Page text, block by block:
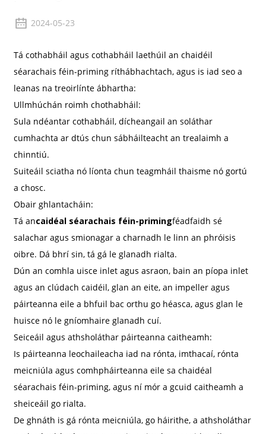
2024-05-23
Tá cothabháil agus cothabháil laethúil an chaidéil
séarachais féin-priming ríthábhachtach, agus is iad seo a
leanas na treoirlínte ábhartha:
Ullmhúchán roimh chothabháil:
Sula ndéantar cothabháil, dícheangail an soláthar
cumhachta ar dtús chun sábháilteacht an trealaimh a
chinntiú.
Suiteáil sciatha nó líonta chun teagmháil thaisme nó gortú
a chosc.
Obair ghlantacháin:
Tá ancaidéal séarachais féin-primingféadfaidh sé
salachar agus smionagar a charnadh le linn an phróisis
oibre. Dá bhrí sin, tá gá le glanadh rialta.
Dún an comhla uisce inlet agus asraon, bain an píopa inlet
agus an clúdach caidéil, glan an eite, an impeller agus
páirteanna eile a bhfuil bac orthu go héasca, agus glan le
huisce nó le gníomhaire glanadh cuí.
Seiceáil agus athsholáthar páirteanna caitheamh:
Is páirteanna leochaileacha iad na rónta, imthacaí, rónta
meicniúla agus comhpháirteanna eile sa chaidéal
séarachais féin-priming, agus ní mór a gcuid caitheamh a
sheiceáil go rialta.
De ghnáth is gá rónta meicniúla, go háirithe, a athsholáthar